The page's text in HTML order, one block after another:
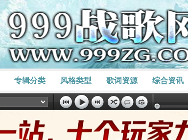
专辑分类 风格类型 歌词资源 综合资讯